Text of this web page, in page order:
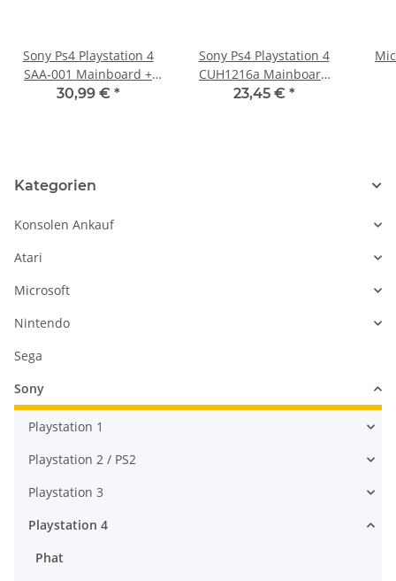
Sony Ps4 Playstation 4
SAA-001 Mainboard +
Blue Ray Mainboard
30,99 € *
Sony Ps4 Playstation 4
CUH1216a Mainboard
defekt - Power schalter -
23,45 € *
Kategorien
Konsolen Ankauf
Atari
Microsoft
Nintendo
Sega
Sony
Playstation 1
Playstation 2 / PS2
Playstation 3
Playstation 4
Phat